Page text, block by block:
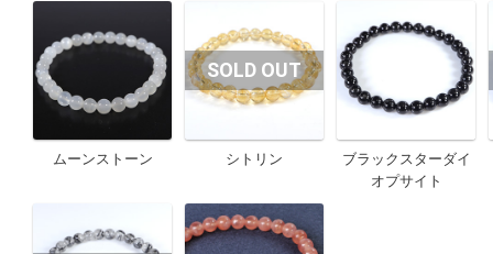
ムーンストーン シトリン
ブラックスターダイ
オプサイト